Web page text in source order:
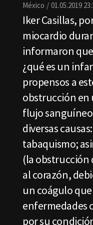
México 01.05.2019
Iker Casillas,
miocardio
informaron
¿qué es un
propensos a
obstrucción en
flujo
diversas
tabaquismo;
(la obstrucción
al corazón,
un coágulo
enfermedades
por su